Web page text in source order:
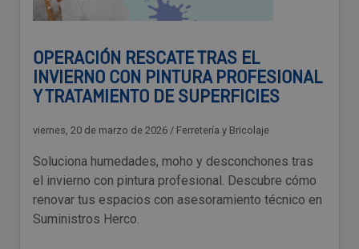
OPERACIÓN RESCATE TRAS EL
INVIERNO CON PINTURA PROFESIONAL
Y TRATAMIENTO DE SUPERFICIES
viernes, 20 de marzo de 2026 / Ferretería y Bricolaje
Soluciona humedades, moho y desconchones tras
el invierno con pintura profesional. Descubre cómo
renovar tus espacios con asesoramiento técnico en
Suministros Herco.